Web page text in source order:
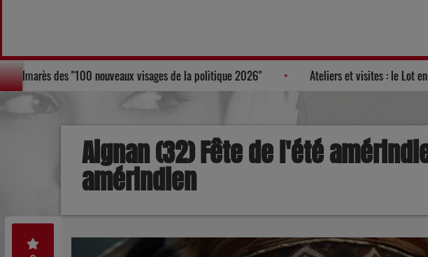
d'Agen, Laurent Bruneau, figure au Palmarès des "100 nouveaux visages de la politique 2026"
Aignan (32) Fête de l'été
amérindien